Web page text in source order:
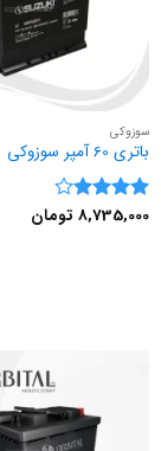
سوزوکی
باتری 60 آمپر سوزوکی
نمره4
8,735,000 تومان